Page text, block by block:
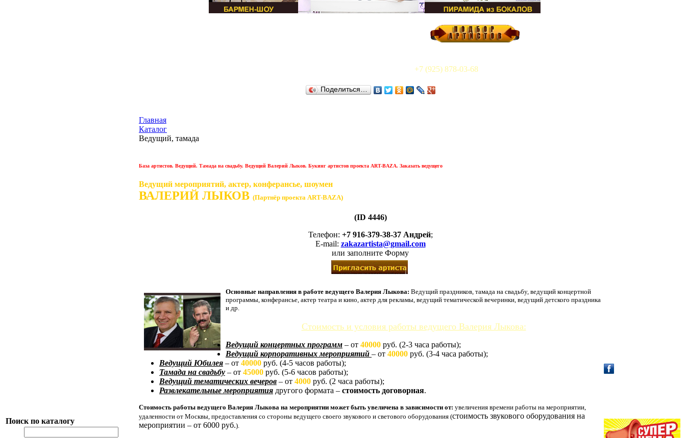
Поиск по каталогу
+7 (925) 878-03-68
Поделиться…
Главная
Каталог
Ведущий, тамада
База артистов. Ведущий. Тамада на свадьбу. Ведущий Валерий Лыков. Букинг артистов проекта ART-BAZA. Заказать ведущего
Ведущий мероприятий, актер, конферансье, шоумен
ВАЛЕРИЙ ЛЫКОВ (Партнёр проекта ART-BAZA)
(ID 4446)
Телефон: +7 916-379-38-37 Андрей;
E-mail: zakazartista@gmail.com
или заполните Форму
Основные направления в работе ведущего Валерия Лыкова: Ведущий праздников, тамада на свадьбу, ведущий концертной
программы, конферансье, актер театра и кино, актер для рекламы, ведущий тематической вечеринки, ведущий детского праздника
и др.
Стоимость и условия работы ведущего Валерия Лыкова:
Ведущий концертных программ – от 40000 руб. (2-3 часа работы);
Ведущий корпоративных мероприятий – от 40000 руб. (3-4 часа работы);
Ведущий Юбилея – от 40000 руб. (4-5 часов работы);
Тамада на свадьбу – от 45000 руб. (5-6 часов работы);
Ведущий тематических вечеров – от 4000 руб. (2 часа работы);
Развлекательные мероприятия другого формата – стоимость договорная.
Стоимость работы ведущего Валерия Лыкова на мероприятии может быть увеличена в зависимости от: увеличения времени работы на мероприятии,
удаленности от Москвы, предоставления со стороны ведущего своего звукового и светового оборудования (стоимость звукового оборудования на
мероприятии – от 6000 руб.).